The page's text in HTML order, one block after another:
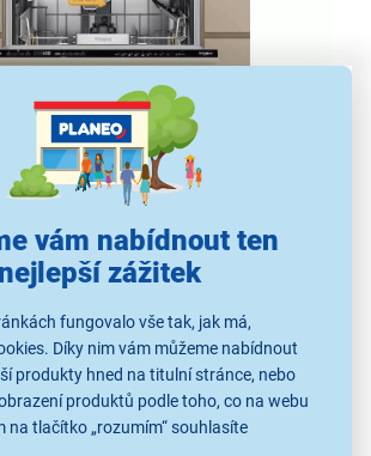
vám nabídnout ten
nejlepší zážitek
fungovalo vše tak, jak má,
Díky nim vám můžeme nabídnout
produkty hned na titulní stránce, nebo
produktů podle toho, co na webu
na tlačítko „rozumím“ souhlasíte
nádobí Whirlpool
sad nádobí
účinnosti A
SMYSL
s vodními tryskami
Pro